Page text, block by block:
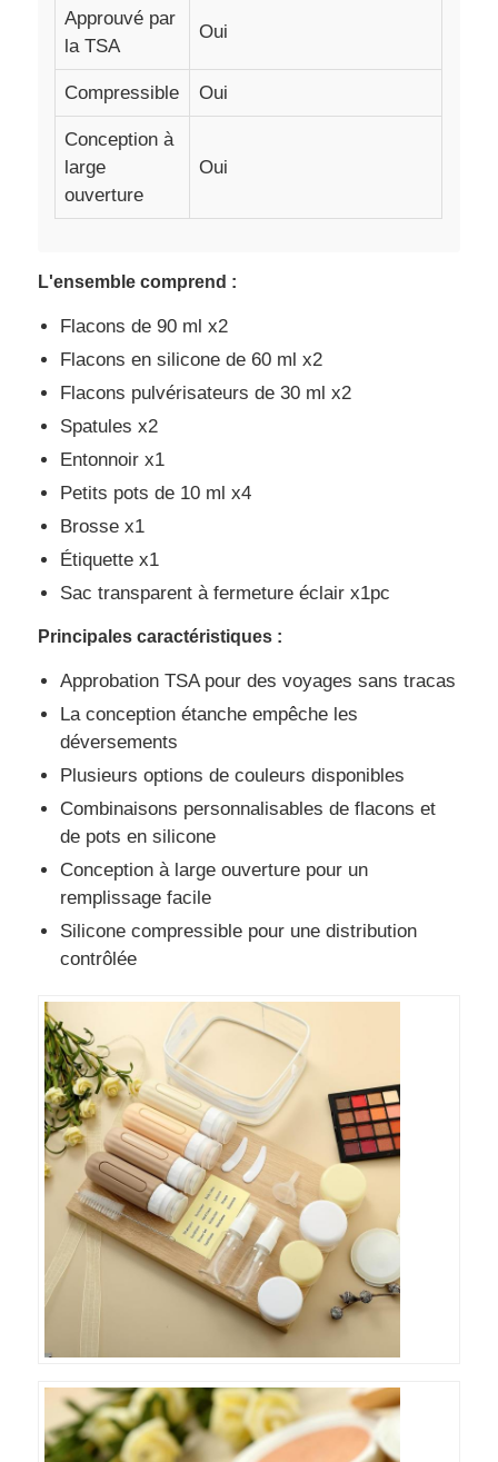
Approuvé par
la TSA
Oui
Compressible Oui
Conception à
large
ouverture
Oui
L'ensemble comprend :
Flacons de 90 ml x2
Flacons en silicone de 60 ml x2
Flacons pulvérisateurs de 30 ml x2
Spatules x2
Entonnoir x1
Petits pots de 10 ml x4
Brosse x1
Étiquette x1
Sac transparent à fermeture éclair x1pc
Principales caractéristiques :
Approbation TSA pour des voyages sans tracas
La conception étanche empêche les
déversements
Plusieurs options de couleurs disponibles
Combinaisons personnalisables de flacons et
de pots en silicone
Conception à large ouverture pour un
remplissage facile
Silicone compressible pour une distribution
contrôlée